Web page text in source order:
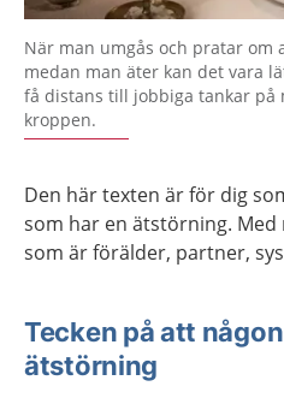
När man umgås och pratar om
medan man äter kan det vara
få distans till jobbiga tankar på
kroppen.
Den här texten är för dig
som har en ätstörning.
som är förälder, partner,
Tecken på att
ätstörning